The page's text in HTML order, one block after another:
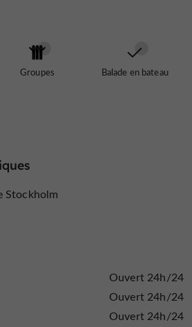
Groupes Balade en bateau
Stockholm
Ouvert 24h/24
Ouvert 24h/24
Ouvert 24h/24